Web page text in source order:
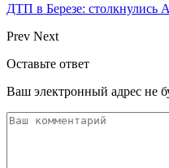
ДТП в Березе: столкнулись
Prev Next
Оставьте ответ
Ваш электронный адрес не